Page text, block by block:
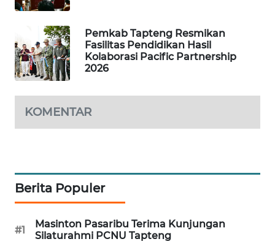
Pemkab Tapteng Resmikan
Fasilitas Pendidikan Hasil
Kolaborasi Pacific Partnership
2026
KOMENTAR
Berita Populer
#1
Masinton Pasaribu Terima Kunjungan
Silaturahmi PCNU Tapteng
ENERGI
NEWS
CILEUNGSI
NEWS
BERKAT
NEWS
NEWS
NEWS